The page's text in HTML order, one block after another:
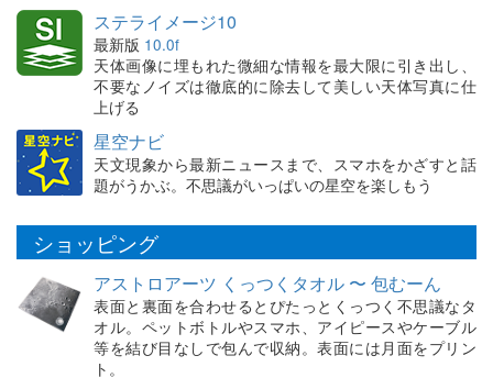
ステライメージ10
最新版 10.0f
天体画像に埋もれた微細な情報を最大限に引き出し、
不要なノイズは徹底的に除去して美しい天体写真に仕
上げる
星空ナビ
天文現象から最新ニュースまで、スマホをかざすと話
題がうかぶ。不思議がいっぱいの星空を楽しもう
ショッピング
アストロアーツ くっつくタオル 〜 包むーん
表面と裏面を合わせるとぴたっとくっつく不思議なタ
オル。ペットボトルやスマホ、アイピースやケーブル
等を結び目なしで包んで収納。表面には月面をプリン
ト。